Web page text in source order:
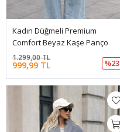
Kadın Düğmeli Premium
Comfort Beyaz Kaşe Panço
999,99 TL
1.299,00 TL
%23